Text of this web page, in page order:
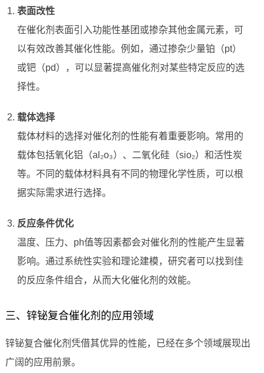
表面改性
在催化剂表面引入功能性基团或掺杂其他金属元素，可
以有效改善其催化性能。例如，通过掺杂少量铂（pt）
或钯（pd），可以显著提高催化剂对某些特定反应的选
择性。
载体选择
载体材料的选择对催化剂的性能有着重要影响。常用的
载体包括氧化铝（al₂o₃）、二氧化硅（sio₂）和活性炭
等。不同的载体材料具有不同的物理化学性质，可以根
据实际需求进行选择。
反应条件优化
温度、压力、ph值等因素都会对催化剂的性能产生显著
影响。通过系统性实验和理论建模，研究者可以找到佳
的反应条件组合，从而大化催化剂的效能。
三、锌铋复合催化剂的应用领域
锌铋复合催化剂凭借其优异的性能，已经在多个领域展现出
广阔的应用前景。